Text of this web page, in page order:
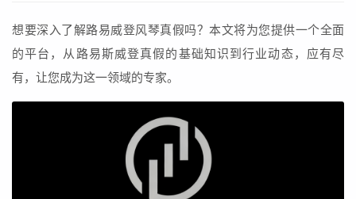
想要深入了解路易威登风琴真假吗？本文将为您提供一个全面
的平台，从路易斯威登真假的基础知识到行业动态，应有尽
有，让您成为这一领域的专家。